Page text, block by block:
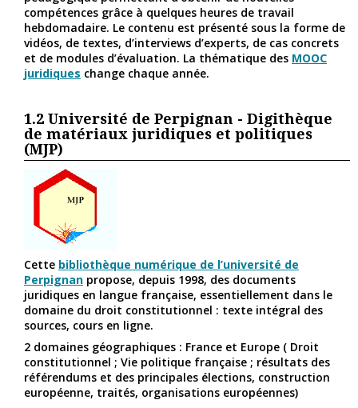
compétences grâce à quelques heures de travail
hebdomadaire. Le contenu est présenté sous la forme de
vidéos, de textes, d’interviews d’experts, de cas concrets
et de modules d’évaluation. La thématique des MOOC
juridiques change chaque année.
1.2 Université de Perpignan - Digithèque
de matériaux juridiques et politiques
(MJP)
Cette bibliothèque numérique de l’université de
Perpignan propose, depuis 1998, des documents
juridiques en langue française, essentiellement dans le
domaine du droit constitutionnel : texte intégral des
sources, cours en ligne.
2 domaines géographiques : France et Europe ( Droit
constitutionnel ; Vie politique française ; résultats des
référendums et des principales élections, construction
européenne, traités, organisations européennes)